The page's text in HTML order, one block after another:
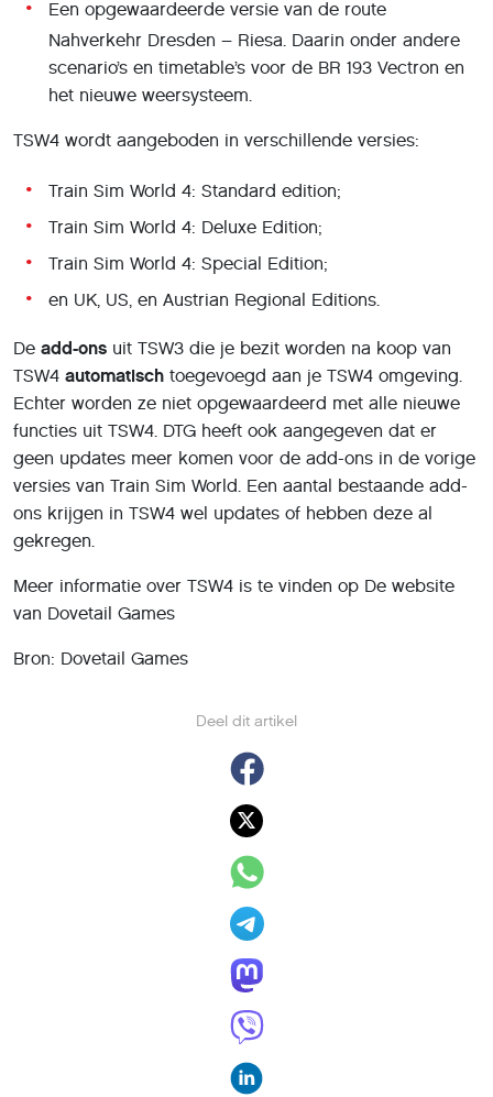
Deel dit artikel
Een opgewaardeerde versie van de route
Nahverkehr Dresden – Riesa. Daarin onder andere
scenario’s en timetable’s voor de BR 193 Vectron en
het nieuwe weersysteem.
TSW4 wordt aangeboden in verschillende versies:
Train Sim World 4: Standard edition;
Train Sim World 4: Deluxe Edition;
Train Sim World 4: Special Edition;
en UK, US, en Austrian Regional Editions.
De add-ons uit TSW3 die je bezit worden na koop van
TSW4 automatisch toegevoegd aan je TSW4 omgeving.
Echter worden ze niet opgewaardeerd met alle nieuwe
functies uit TSW4. DTG heeft ook aangegeven dat er
geen updates meer komen voor de add-ons in de vorige
versies van Train Sim World. Een aantal bestaande add-
ons krijgen in TSW4 wel updates of hebben deze al
gekregen.
Meer informatie over TSW4 is te vinden op De website
van Dovetail Games
Bron: Dovetail Games